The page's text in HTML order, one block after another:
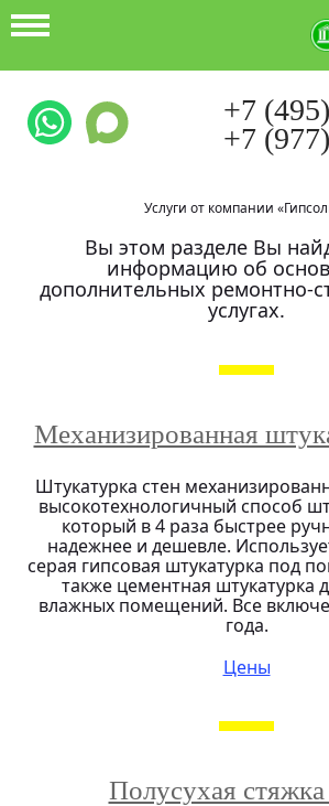
+7
+7
Услуги от компании
Вы этом разделе Вы
информацию об
дополнительных ремонтно-
услугах.
Механизированная
Штукатурка стен
высокотехнологичный способ
который в 4 раза быстрее
надежнее и дешевле.
серая гипсовая штукатурка под
также цементная штукатурка
влажных помещений. Все
года.
Цены
Полусухая стяжка